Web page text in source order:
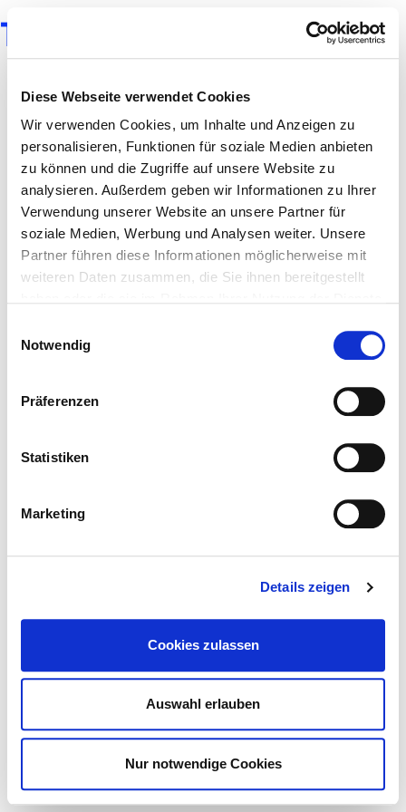
Diese Webseite verwendet Cookies
Wir verwenden Cookies, um Inhalte und Anzeigen zu
personalisieren, Funktionen für soziale Medien anbieten
zu können und die Zugriffe auf unsere Website zu
analysieren. Außerdem geben wir Informationen zu Ihrer
Verwendung unserer Website an unsere Partner für
soziale Medien, Werbung und Analysen weiter. Unsere
Partner führen diese Informationen möglicherweise mit
weiteren Daten zusammen, die Sie ihnen bereitgestellt
Notwendig
Präferenzen
Statistiken
Marketing
Details zeigen
Cookies zulassen
Auswahl erlauben
Nur notwendige Cookies
TUSH MAGAZINE